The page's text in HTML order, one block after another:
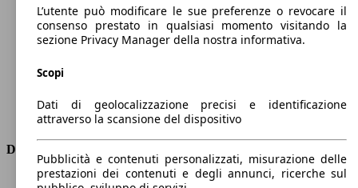
Numero di marce
9
Coppia
850 nm
Cilindrata
3982 ccm
Cilindri
Trasmissione
Automatico
Tipo di trazione
Integrale
Dimensioni
Lunghezza
4960 mm
L’utente può modificare le sue preferenze o revocare il
consenso prestato in qualsiasi momento visitando la
sezione Privacy Manager della nostra informativa.
Scopi
Dati di geolocalizzazione precisi e identificazione
attraverso la scansione del dispositivo
Pubblicità e contenuti personalizzati, misurazione delle
prestazioni dei contenuti e degli annunci, ricerche sul